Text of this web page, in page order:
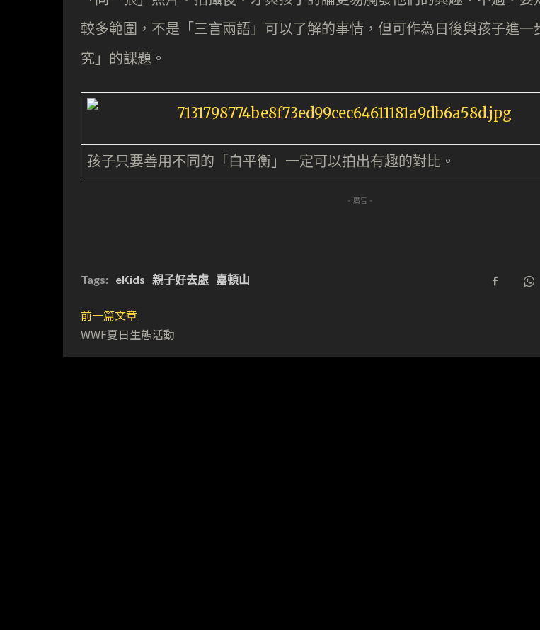
較多範圍，不是「三言兩語」可以了解的事情，但可作為日後與孩子進一
究」的課題。
孩子只要善用不同的「白平衡」一定可以拍出有趣的對比。
- 廣告 -
Tags: eKids 親子好去處 嘉頓山
前一篇文章
WWF夏日生態活動